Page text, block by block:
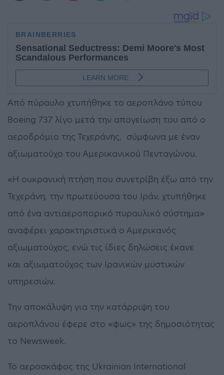
Από πύραυλο χτυπήθηκε το αεροπλάνο τύπου
Boeing 737 λίγο μετά την απογείωση του από ο
αεροδρόμιο της Τεχεράνης, σύμφωνα με έναν
αξιωματούχο του Αμερικανικού Πενταγώνου.
«Η ουκρανική πτήση που συνετρίβη έξω από την
Τεχεράνη, την πρωτεύουσα του Ιράν, χτυπήθηκε
από ένα αντιαεροπορικό πυραυλικό σύστημα»
αναφέρει χαρακτηριστικά ο Αμερικανός
αξιωματούχος, ενώ τις ίδιες δηλώσεις έκανε
και αξιωματούχος των Ιρανικών μυστικών
υπηρεσιών.
Την αποκάλυψη για την κατάρριψη του
αεροπλάνου έφερε στο «φως» της δημοσιότητας
το Newsweek.
Το αεροσκάφος της Ukrainian International